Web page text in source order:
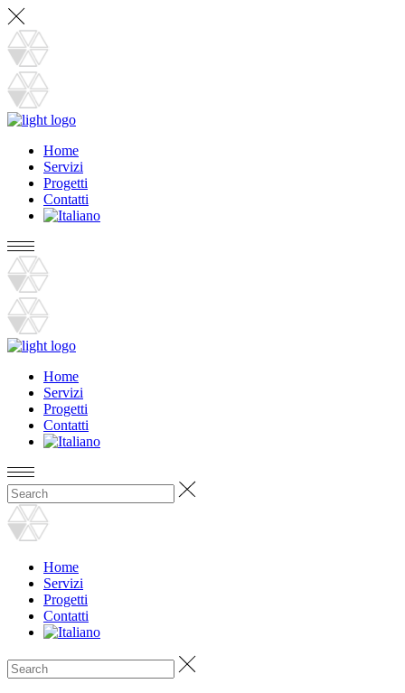
Home
Servizi
Progetti
Contatti
Home
Servizi
Progetti
Contatti
Home
Servizi
Progetti
Contatti